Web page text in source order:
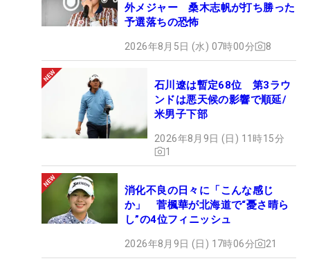
外メジャー 桑木志帆が打ち勝った
予選落ちの恐怖
2026年8月5日 (水) 07時00分 8
石川遼は暫定68位 第3ラウ
ンドは悪天候の影響で順延/
米男子下部
2026年8月9日 (日) 11時15分
1
消化不良の日々に「こんな感じ
か」 菅楓華が北海道で“憂さ晴ら
し”の4位フィニッシュ
2026年8月9日 (日) 17時06分 21